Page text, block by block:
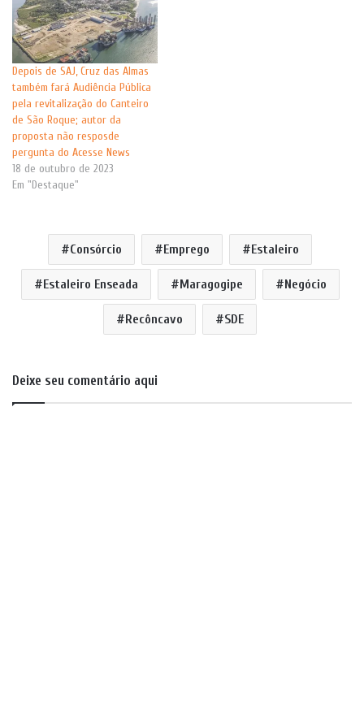
Depois de SAJ, Cruz das Almas
também fará Audiência Pública
pela revitalização do Canteiro
de São Roque; autor da
proposta não resposde
pergunta do Acesse News
18 de outubro de 2023
Em "Destaque"
Consórcio Emprego Estaleiro
Estaleiro Enseada Maragogipe Negócio
Recôncavo SDE
Deixe seu comentário aqui